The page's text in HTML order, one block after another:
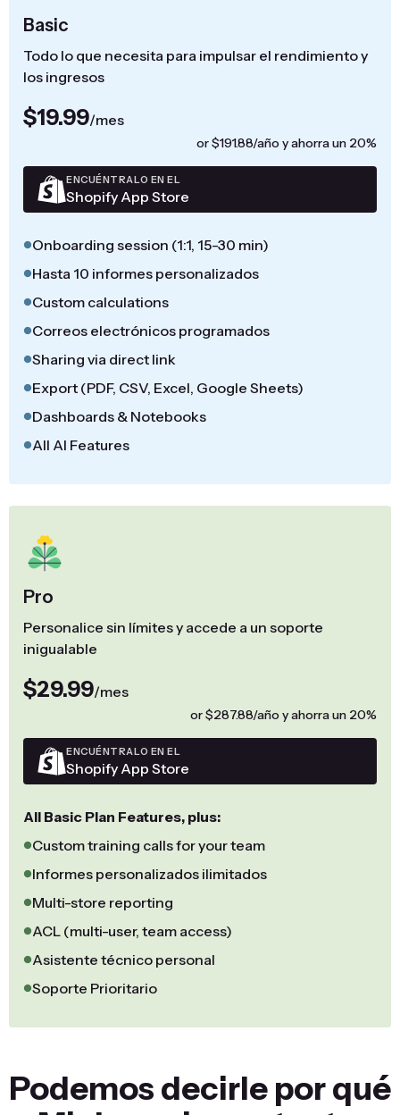
Basic
Todo lo que necesita para impulsar el rendimiento y
los ingresos
$19.99/mes
or $191.88/año y ahorra un 20%
ENCUÉNTRALO EN EL
Shopify App Store
Onboarding session (1:1, 15-30 min)
Hasta 10 informes personalizados
Custom calculations
Correos electrónicos programados
Sharing via direct link
Export (PDF, CSV, Excel, Google Sheets)
Dashboards & Notebooks
All AI Features
Pro
Personalice sin límites y accede a un soporte
inigualable
$29.99/mes
or $287.88/año y ahorra un 20%
ENCUÉNTRALO EN EL
Shopify App Store
All Basic Plan Features, plus:
Custom training calls for your team
Informes personalizados ilimitados
Multi-store reporting
ACL (multi-user, team access)
Asistente técnico personal
Soporte Prioritario
Podemos decirle por qué